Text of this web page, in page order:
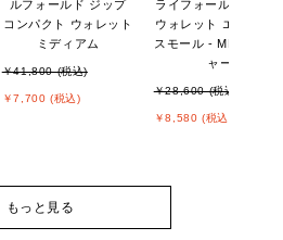
ルフォールド ジップ
コンパクト ウォレット
ミディアム
￥41,800 (税込)
￥7,700 (税込)
ライフォールド ジッ
ウォレット エクスト
スモール - MKシグネ
ャー
￥28,600 (税込)
￥8,580 (税込)
もっと見る